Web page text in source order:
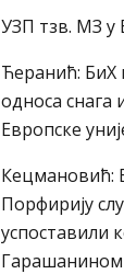
УЗП тзв. МЗ у
Ћеранић: БиХ
односа снага
Европске
Кецмановић:
Порфирију
успоставили